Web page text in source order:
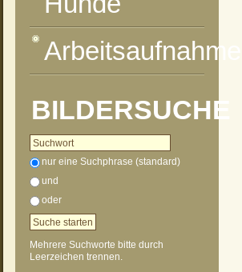
Arbeitsaufnahmen
BILDERSUCHE
nur eine Suchphrase (standard)
und
oder
Mehrere Suchworte bitte durch
Leerzeichen trennen.